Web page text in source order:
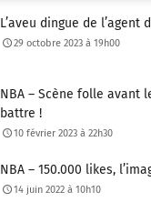
L’aveu dingue de
29 octobre 2023 à 19h00
NBA – Scène folle avant
battre !
10 février 2023 à 22h30
NBA – 150.000 likes,
14 juin 2022 à 10h10